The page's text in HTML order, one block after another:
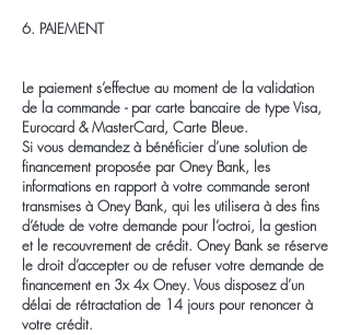
6. PAIEMENT
Le paiement s’effectue au moment de la validation
de la commande - par carte bancaire de type Visa,
Eurocard & MasterCard, Carte Bleue.
Si vous demandez à bénéficier d’une solution de
financement proposée par Oney Bank, les
informations en rapport à votre commande seront
transmises à Oney Bank, qui les utilisera à des fins
d’étude de votre demande pour l’octroi, la gestion
et le recouvrement de crédit. Oney Bank se réserve
le droit d’accepter ou de refuser votre demande de
financement en 3x 4x Oney. Vous disposez d’un
délai de rétractation de 14 jours pour renoncer à
votre crédit.